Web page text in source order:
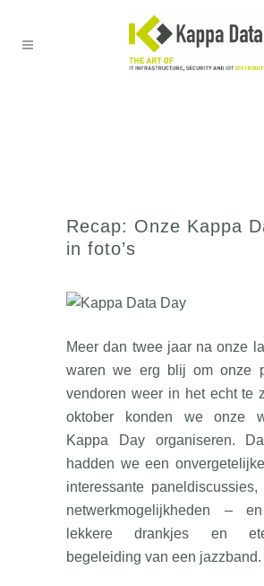
Recap: Onze Kappa
in foto’s
Meer dan twee jaar na onze
waren we erg blij om onze
vendoren weer in het echt te
oktober konden we onze
Kappa Day organiseren.
hadden we een
interessante
netwerkmogelijkheden –
lekkere drankjes en
begeleiding van een jazzband.